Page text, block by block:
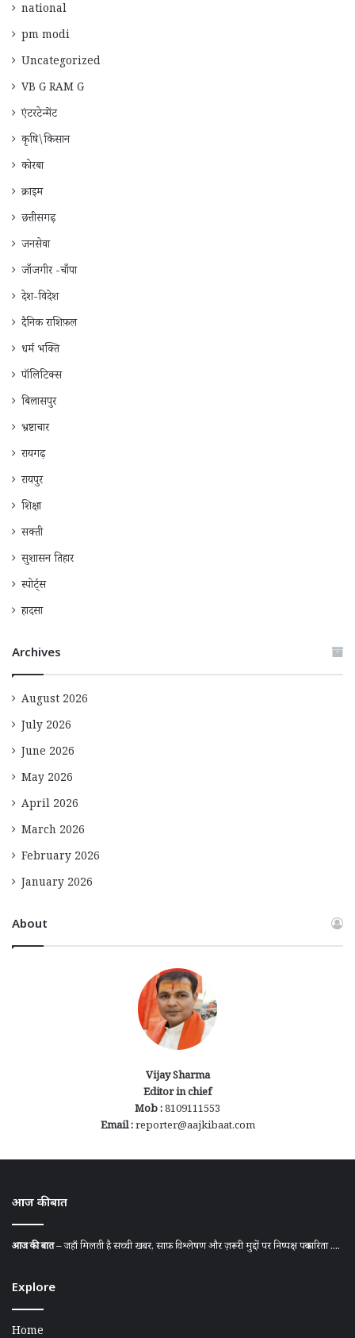
national
pm modi
Uncategorized
VB G RAM G
एंटरटेन्मेंट
कृषि\किसान
कोरबा
क्राइम
छत्तीसगढ़
जनसेवा
जाँजगीर -चाँपा
देश-विदेश
दैनिक राशिफ़ल
धर्म भक्ति
पॉलिटिक्स
बिलासपुर
भ्रष्टाचार
रायगढ़
रायपुर
शिक्षा
सक्ती
सुशासन तिहार
स्पोर्ट्स
हादसा
Archives
August 2026
July 2026
June 2026
May 2026
April 2026
March 2026
February 2026
January 2026
About
Vijay Sharma
Editor in chief
Mob :8109111553
Email :reporter@aajkibaat.com
आज की बात
आज की बात– जहाँ मिलती है सच्ची खबर, साफ़ विश्लेषण और ज़रूरी मुद्दों पर निष्पक्ष पत्रकारिता ....
Explore
Home